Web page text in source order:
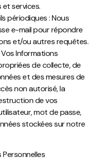
services.
périodiques : Nous
e-mail pour répondre
et/ou autres requêtes.
Informations
de collecte, de
et des mesures de
non autorisé, la
de vos
mot de passe,
stockées sur notre